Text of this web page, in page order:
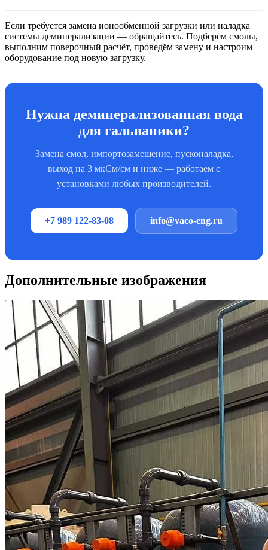
Если требуется замена ионообменной загрузки или наладка
системы деминерализации — обращайтесь. Подберём смолы,
выполним поверочный расчёт, проведём замену и настроим
оборудование под новую загрузку.
Нужна деминерализованная вода
для гальваники?
Замена смол, импортозамещение, пусконаладка,
выход на 3 мкСм/см и ниже — работаем с
установками любых производителей.
+7 989 122-83-08 info@vaco-eng.ru
Дополнительные изображения